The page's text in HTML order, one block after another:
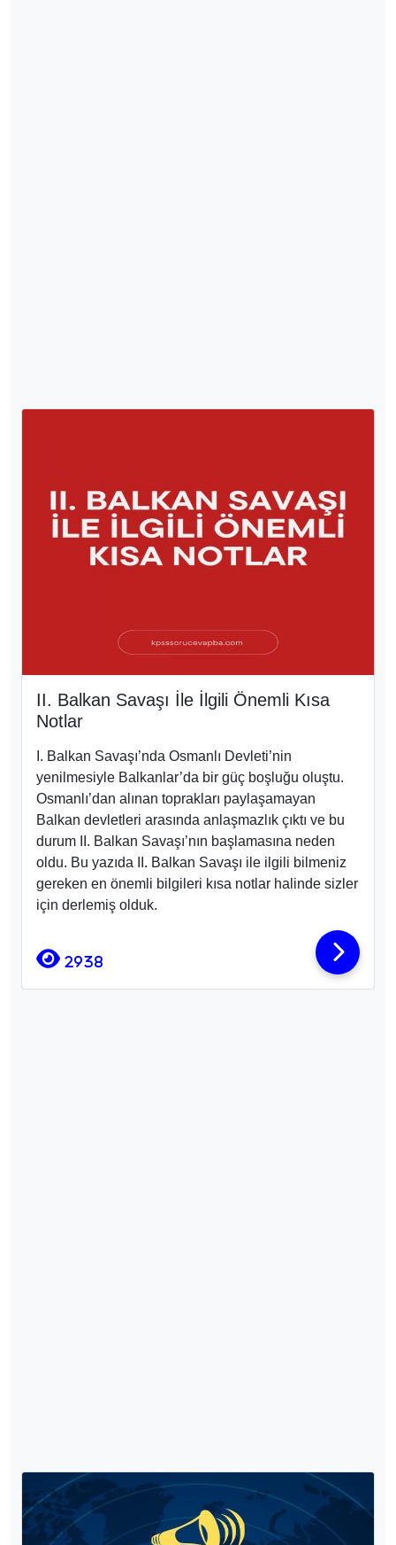
II. Balkan Savaşı İle İlgili Önemli Kısa
Notlar
I. Balkan Savaşı’nda Osmanlı Devleti’nin
yenilmesiyle Balkanlar’da bir güç boşluğu oluştu.
Osmanlı’dan alınan toprakları paylaşamayan
Balkan devletleri arasında anlaşmazlık çıktı ve bu
durum II. Balkan Savaşı’nın başlamasına neden
oldu. Bu yazıda II. Balkan Savaşı ile ilgili bilmeniz
gereken en önemli bilgileri kısa notlar halinde sizler
için derlemiş olduk.
2938